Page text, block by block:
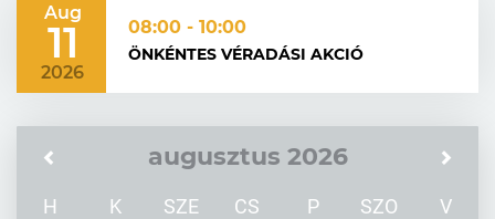
Aug
11
2026
08:00 - 10:00
ÖNKÉNTES VÉRADÁSI AKCIÓ
augusztus 2026
H K SZE CS P SZO V